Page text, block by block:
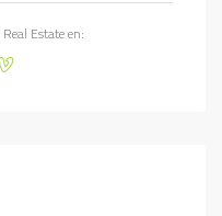
Estate en: